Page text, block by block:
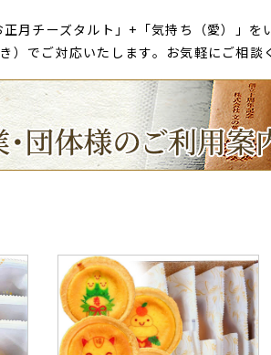
月チーズタルト」+「気持ち（愛）」を
でご対応いたします。お気軽にご相談